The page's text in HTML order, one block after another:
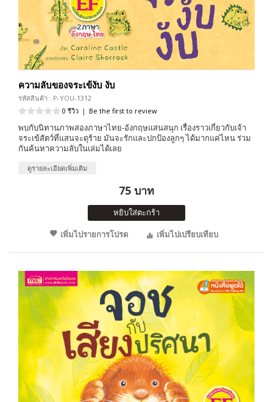
ความลับของจระเข้งับ งับ
รหัสสินค้า : P-YOU-1312
0 รีวิว | Be the first to review
พบกับนิทานภาพสองภาษาไทย-อังกฤษแสนสนุก เรื่องราวเกี่ยวกับเจ้า
จระเข้สัตว์ที่แสนจะดุร้าย มันจะรักและปกป้องลูกๆ ได้มากแค่ไหน ร่วม
กันค้นหาความลับในเล่มได้เลย
ดูรายละเอียดเพิ่มเติม
75 บาท
หยิบใส่ตะกร้า
เพิ่มไปรายการโปรด
เพิ่มไปเปรียบเทียบ